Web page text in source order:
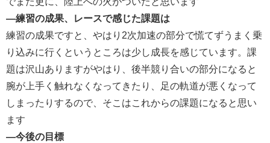
―練習の成果、レースで感じた課題は
練習の成果ですと、やはり2次加速の部分で慌てずうまく乗
り込みに行くというところは少し成長を感じています。課
題は沢山ありますがやはり、後半競り合いの部分になると
腕が上手く触れなくなってきたり、足の軌道が悪くなって
しまったりするので、そこはこれからの課題になると思い
ます
―今後の目標